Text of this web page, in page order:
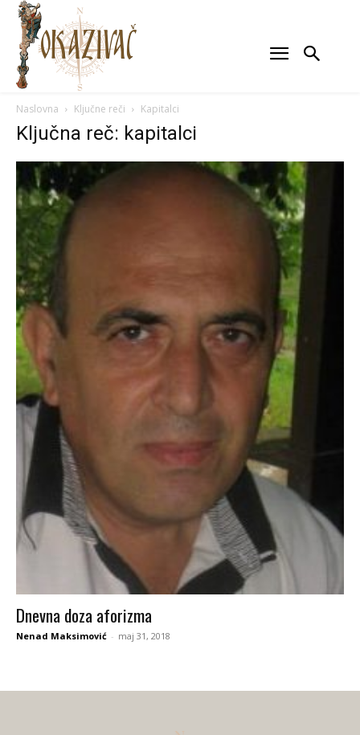
Naslovna Ključne reči Kapitalci
Ključna reč: kapitalci
Dnevna doza aforizma
Nenad Maksimović - maj 31, 2018